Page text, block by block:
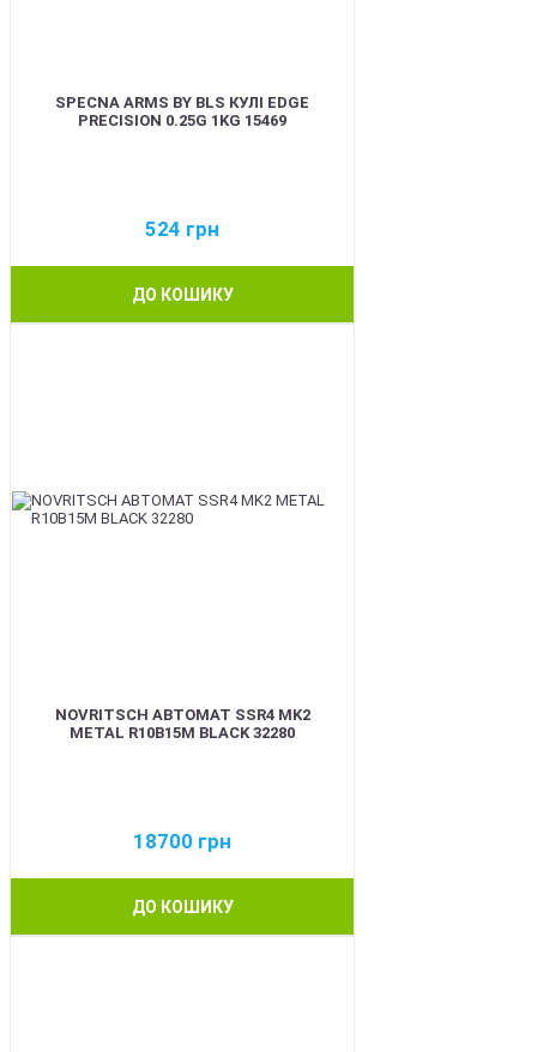
SPECNA ARMS BY BLS КУЛІ EDGE
PRECISION 0.25G 1KG 15469
524 грн
ДО КОШИКУ
NOVRITSCH АВТОМАТ SSR4 MK2
METAL R10B15M BLACK 32280
18700 грн
ДО КОШИКУ